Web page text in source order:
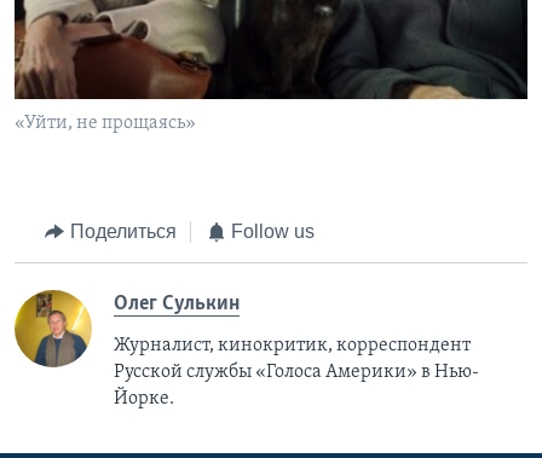
«Уйти, не прощаясь»
Поделиться Follow us
Олег Сулькин
Журналист, кинокритик, корреспондент
Русской службы «Голоса Америки» в Нью-
Йорке.